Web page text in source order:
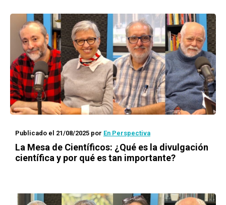
Publicado el 21/08/2025 por En Perspectiva
La Mesa de Científicos: ¿Qué es la divulgación
científica y por qué es tan importante?